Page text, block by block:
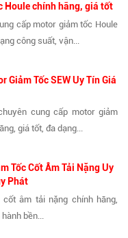
Houle chính hãng, giá tốt
cấp motor giảm tốc Houle
công suất, vận...
Giảm Tốc SEW Uy Tín Giá
cung cấp motor giảm
giá tốt, đa dạng...
Tốc Cốt Âm Tải Nặng Uy
Phát
âm tải nặng chính hãng,
bền...